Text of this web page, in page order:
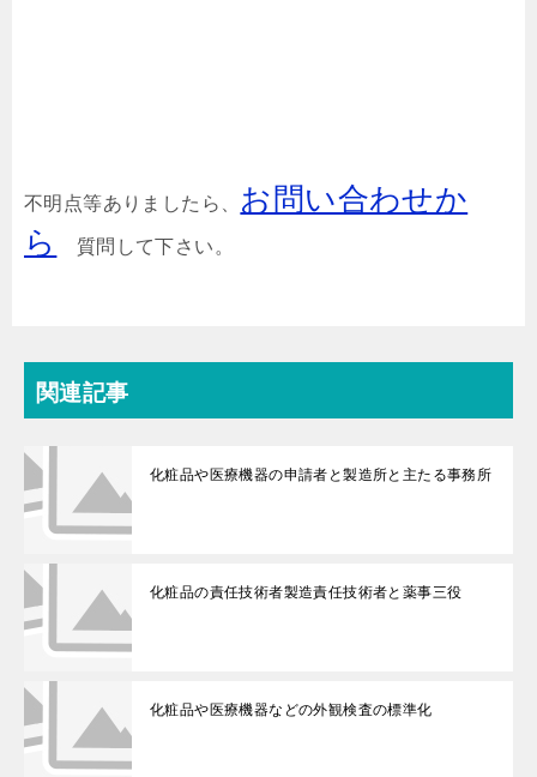
不明点等ありましたら、 お問い合わせか
ら
質問して下さい。
関連記事
化粧品や医療機器の申請者と製造所と主たる事務所
化粧品の責任技術者製造責任技術者と薬事三役
化粧品や医療機器などの外観検査の標準化